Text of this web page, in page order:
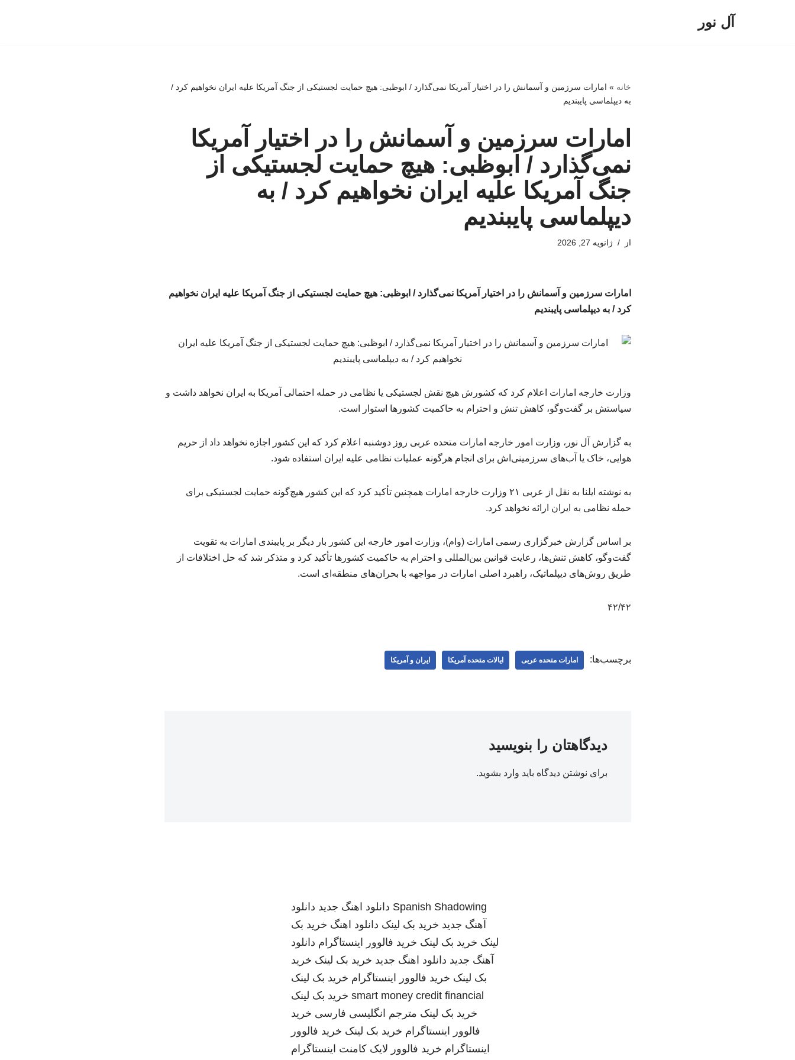
آل نور
خانه » امارات سرزمین و آسمانش را در اختیار آمریکا نمی‌گذارد / ابوظبی: هیچ حمایت لجستیکی از جنگ آمریکا علیه ایران نخواهیم کرد /
به دیپلماسی پایبندیم
امارات سرزمین و آسمانش را در اختیار آمریکا
نمی‌گذارد / ابوظبی: هیچ حمایت لجستیکی از
جنگ آمریکا علیه ایران نخواهیم کرد / به
دیپلماسی پایبندیم
از ژانویه 27, 2026
امارات سرزمین و آسمانش را در اختیار آمریکا نمی‌گذارد / ابوظبی: هیچ حمایت لجستیکی از جنگ آمریکا علیه ایران نخواهیم
کرد / به دیپلماسی پایبندیم
وزارت خارجه امارات اعلام کرد که کشورش هیچ نقش لجستیکی یا نظامی در حمله احتمالی آمریکا به ایران نخواهد داشت و
سیاستش بر گفت‌وگو، کاهش تنش و احترام به حاکمیت کشورها استوار است.
به گزارش آل نور، وزارت امور خارجه امارات متحده عربی روز دوشنبه اعلام کرد که این کشور اجازه نخواهد داد از حریم
هوایی، خاک یا آب‌های سرزمینی‌اش برای انجام هرگونه عملیات نظامی علیه ایران استفاده شود.
به نوشته ایلنا به نقل از عربی ۲۱ وزارت خارجه امارات همچنین تأکید کرد که این کشور هیچ‌گونه حمایت لجستیکی برای
حمله نظامی به ایران ارائه نخواهد کرد.
بر اساس گزارش خبرگزاری رسمی امارات (وام)، وزارت امور خارجه این کشور بار دیگر بر پایبندی امارات به تقویت
گفت‌وگو، کاهش تنش‌ها، رعایت قوانین بین‌المللی و احترام به حاکمیت کشورها تأکید کرد و متذکر شد که حل اختلافات از
طریق روش‌های دیپلماتیک، راهبرد اصلی امارات در مواجهه با بحران‌های منطقه‌ای است.
۴۲/۴۲
برچسب‌ها: امارات متحده عربی ایالات متحده آمریکا ایران و آمریکا
دیدگاهتان را بنویسید
برای نوشتن دیدگاه باید وارد بشوید.
Spanish Shadowing دانلود اهنگ جدید دانلود
آهنگ جدید خرید بک لینک دانلود اهنگ خرید بک
لینک خرید بک لینک خرید فالوور اینستاگرام دانلود
آهنگ جدید دانلود اهنگ جدید خرید بک لینک خرید
بک لینک خرید فالوور اینستاگرام خرید بک لینک
smart money credit financial خرید بک لینک
خرید بک لینک مترجم انگلیسی فارسی خرید
فالوور اینستاگرام خرید بک لینک خرید فالوور
اینستاگرام خرید فالوور لایک کامنت اینستاگرام